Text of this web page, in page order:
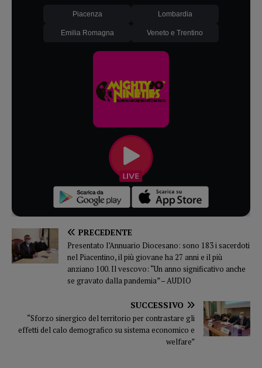
Piacenza Lombardia
Emilia Romagna Veneto e Trentino
PRECEDENTE
Presentato l’Annuario Diocesano: sono 183 i sacerdoti
nel Piacentino, il più giovane ha 27 anni e il più
anziano 100. Il vescovo: “Un anno significativo anche
se gravato dalla pandemia” – AUDIO
SUCCESSIVO
“Sforzo sinergico del territorio per contrastare gli
effetti del calo demografico su sistema economico e
welfare”